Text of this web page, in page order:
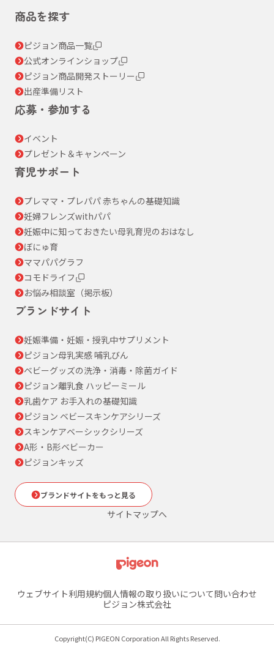
商品を探す
ピジョン商品一覧
公式オンラインショップ
ピジョン商品開発ストーリー
出産準備リスト
応募・参加する
イベント
プレゼント＆キャンペーン
育児サポート
プレママ・プレパパ 赤ちゃんの基礎知識
妊婦フレンズwithパパ
妊娠中に知っておきたい母乳育児のおはなし
ぼにゅ育
ママパパグラフ
コモドライフ
お悩み相談室（掲示板）
ブランドサイト
妊娠準備・妊娠・授乳中サプリメント
ピジョン母乳実感 哺乳びん
ベビーグッズの洗浄・消毒・除菌ガイド
ピジョン離乳食 ハッピーミール
乳歯ケア お手入れの基礎知識
ピジョン ベビースキンケアシリーズ
スキンケアベーシックシリーズ
A形・B形ベビーカー
ピジョンキッズ
ブランドサイトをもっと見る
サイトマップへ
ウェブサイト利用規約個人情報の取り扱いについて問い合わせ
ピジョン株式会社
Copyright(C) PIGEON Corporation All Rights Reserved.